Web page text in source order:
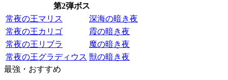
第2弾ボス
常夜の王マリス
深海の暗き夜
常夜の王カリゴ
霞の暗き夜
常夜の王リブラ
魔の暗き夜
常夜の王グラディウス 獣の暗き夜
最強・おすすめ